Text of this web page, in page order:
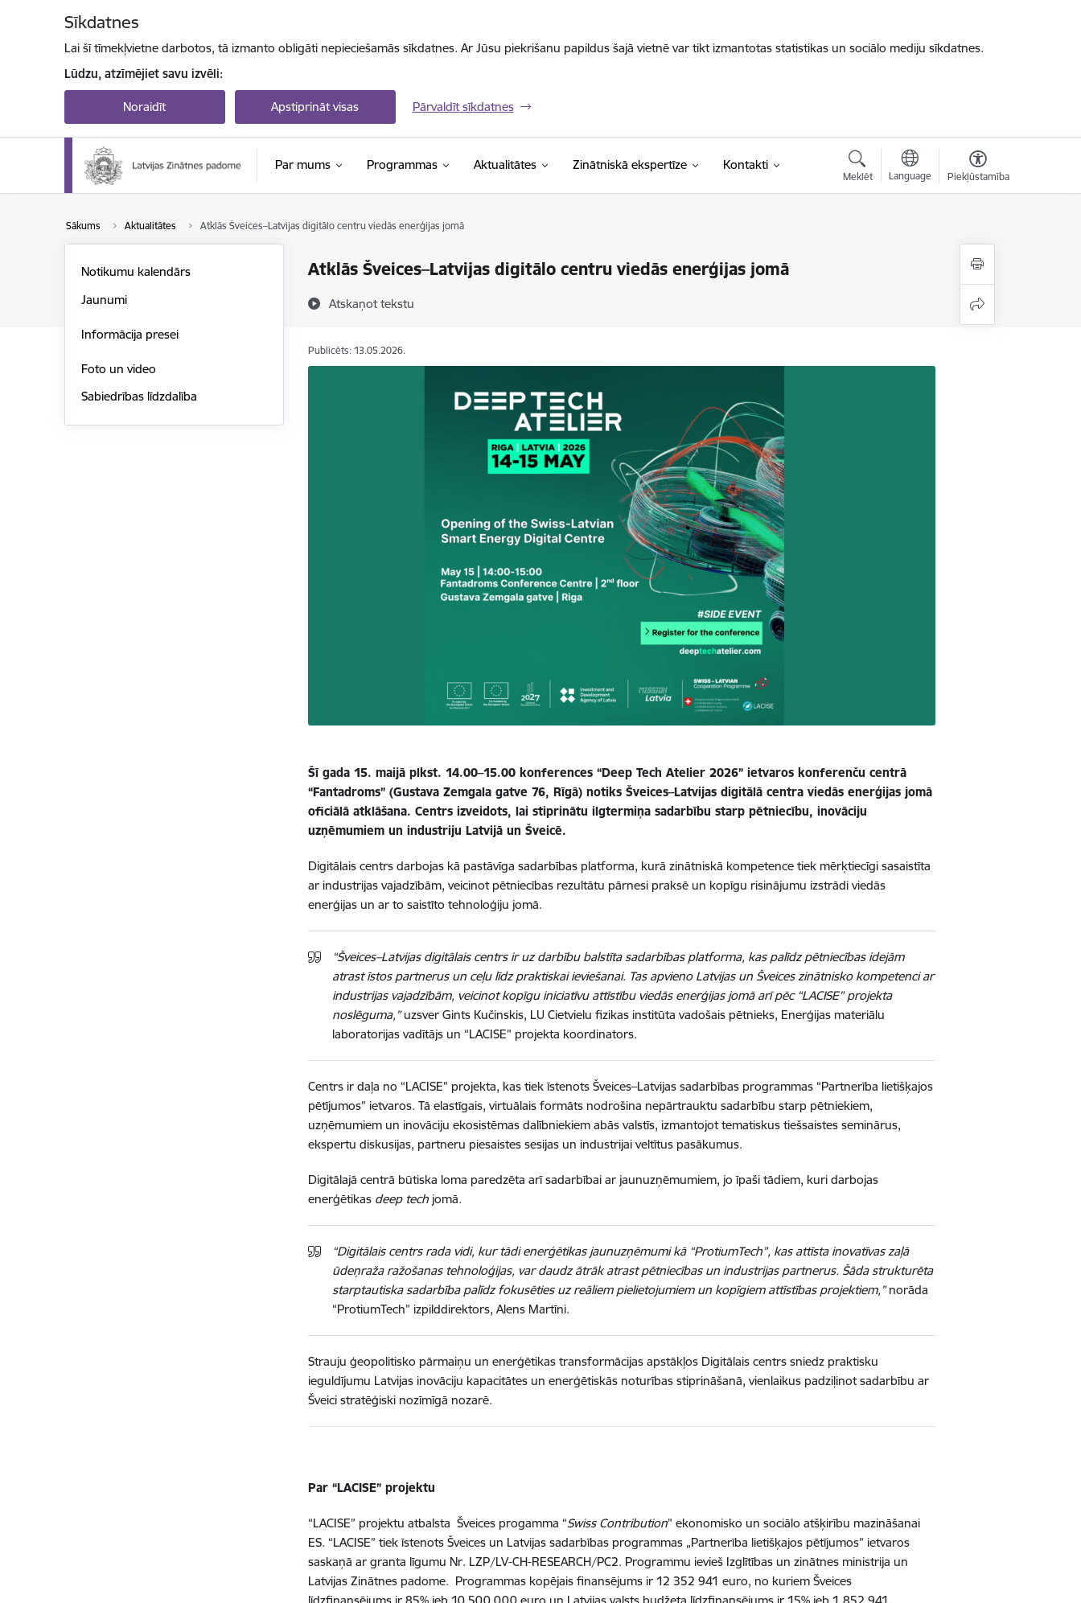
Sīkdatnes
Lai šī tīmekļvietne darbotos, tā izmanto obligāti nepieciešamās sīkdatnes. Ar Jūsu piekrišanu papildus šajā vietnē var tikt izmantotas statistikas un sociālo mediju sīkdatnes.
Lūdzu, atzīmējiet savu izvēli:
Noraidīt Apstiprināt visas Pārvaldīt sīkdatnes
Par mums Programmas Aktualitātes Zinātniskā ekspertīze Kontakti
Meklēt Language Piekļūstamība
Sākums Aktualitātes Atklās Šveices–Latvijas digitālo centru viedās enerģijas jomā
Atklās Šveices–Latvijas digitālo centru viedās enerģijas jomā
Atskaņot tekstu
Notikumu kalendārs
Jaunumi
Informācija presei
Foto un video
Sabiedrības līdzdalība
Publicēts: 13.05.2026.
Šī gada 15. maijā plkst. 14.00–15.00 konferences “Deep Tech Atelier 2026” ietvaros konferenču centrā
“Fantadroms” (Gustava Zemgala gatve 76, Rīgā) notiks Šveices–Latvijas digitālā centra viedās enerģijas jomā
oficiālā atklāšana. Centrs izveidots, lai stiprinātu ilgtermiņa sadarbību starp pētniecību, inovāciju
uzņēmumiem un industriju Latvijā un Šveicē.
Digitālais centrs darbojas kā pastāvīga sadarbības platforma, kurā zinātniskā kompetence tiek mērķtiecīgi sasaistīta
ar industrijas vajadzībām, veicinot pētniecības rezultātu pārnesi praksē un kopīgu risinājumu izstrādi viedās
enerģijas un ar to saistīto tehnoloģiju jomā.
“Šveices–Latvijas digitālais centrs ir uz darbību balstīta sadarbības platforma, kas palīdz pētniecības idejām
atrast īstos partnerus un ceļu līdz praktiskai ieviešanai. Tas apvieno Latvijas un Šveices zinātnisko kompetenci ar
industrijas vajadzībām, veicinot kopīgu iniciatīvu attīstību viedās enerģijas jomā arī pēc “LACISE” projekta
noslēguma,”uzsver Gints Kučinskis, LU Cietvielu fizikas institūta vadošais pētnieks, Enerģijas materiālu
laboratorijas vadītājs un “LACISE” projekta koordinators.
Centrs ir daļa no “LACISE” projekta, kas tiek īstenots Šveices–Latvijas sadarbības programmas “Partnerība lietišķajos
pētījumos” ietvaros. Tā elastīgais, virtuālais formāts nodrošina nepārtrauktu sadarbību starp pētniekiem,
uzņēmumiem un inovāciju ekosistēmas dalībniekiem abās valstīs, izmantojot tematiskus tiešsaistes seminārus,
ekspertu diskusijas, partneru piesaistes sesijas un industrijai veltītus pasākumus.
Digitālajā centrā būtiska loma paredzēta arī sadarbībai ar jaunuzņēmumiem, jo īpaši tādiem, kuri darbojas
enerģētikas deep techjomā.
“Digitālais centrs rada vidi, kur tādi enerģētikas jaunuzņēmumi kā “ProtiumTech”, kas attīsta inovatīvas zaļā
ūdeņraža ražošanas tehnoloģijas, var daudz ātrāk atrast pētniecības un industrijas partnerus. Šāda strukturēta
starptautiska sadarbība palīdz fokusēties uz reāliem pielietojumiem un kopīgiem attīstības projektiem,”norāda
“ProtiumTech” izpilddirektors,Alens Martīni.
Strauju ģeopolitisko pārmaiņu un enerģētikas transformācijas apstākļos Digitālais centrs sniedz praktisku
ieguldījumu Latvijas inovāciju kapacitātes un enerģētiskās noturības stiprināšanā, vienlaikus padziļinot sadarbību ar
Šveici stratēģiski nozīmīgā nozarē.
Par “LACISE” projektu
“LACISE” projektu atbalsta Šveices progamma “Swiss Contribution” ekonomisko un sociālo atšķirību mazināšanai
ES. “LACISE” tiek īstenots Šveices un Latvijas sadarbības programmas „Partnerība lietišķajos pētījumos” ietvaros
saskaņā ar granta līgumu Nr. LZP/LV-CH-RESEARCH/PC2. Programmu ievieš Izglītības un zinātnes ministrija un
Latvijas Zinātnes padome. Programmas kopējais finansējums ir 12 352 941 euro, no kuriem Šveices